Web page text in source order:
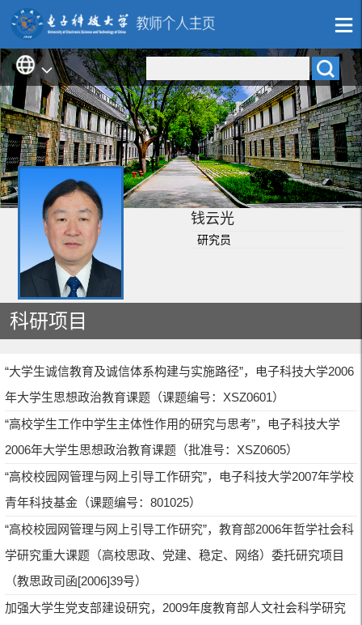
钱云光
研究员
科研项目
“大学生诚信教育及诚信体系构建与实施路径”，电子科技大学2006
年大学生思想政治教育课题（课题编号：XSZ0601）
“高校学生工作中学生主体性作用的研究与思考”，电子科技大学
2006年大学生思想政治教育课题（批准号：XSZ0605）
“高校校园网管理与网上引导工作研究”，电子科技大学2007年学校
青年科技基金（课题编号：801025）
“高校校园网管理与网上引导工作研究”，教育部2006年哲学社会科
学研究重大课题（高校思政、党建、稳定、网络）委托研究项目
（教思政司函[2006]39号）
加强大学生党支部建设研究，2009年度教育部人文社会科学研究